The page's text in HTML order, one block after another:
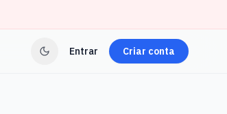
Entrar Criar conta